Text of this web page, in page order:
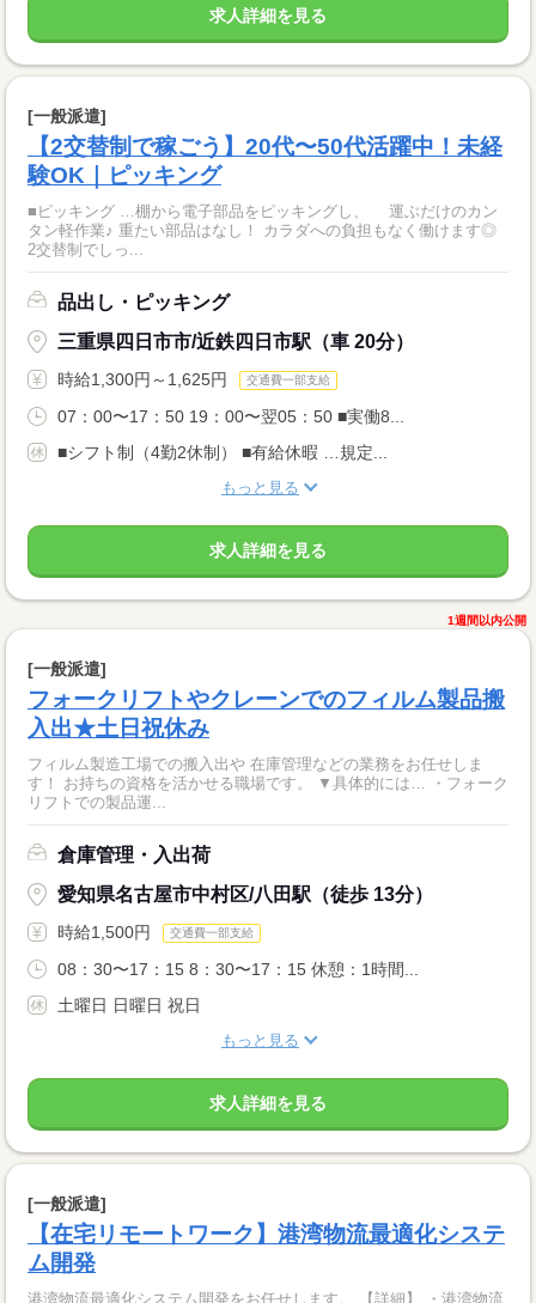
求人詳細を見る
[一般派遣]
【2交替制で稼ごう】20代〜50代活躍中！未経
験OK｜ピッキング
■ピッキング …棚から電子部品をピッキングし、 運ぶだけのカン
タン軽作業♪ 重たい部品はなし！ カラダへの負担もなく働けます◎
2交替制でしっ...
品出し・ピッキング
三重県四日市市/近鉄四日市駅（車 20分）
時給1,300円～1,625円 交通費一部支給
07：00〜17：50 19：00〜翌05：50 ■実働8...
■シフト制（4勤2休制） ■有給休暇 …規定...
もっと見る
求人詳細を見る
1週間以内公開
[一般派遣]
フォークリフトやクレーンでのフィルム製品搬
入出★土日祝休み
フィルム製造工場での搬入出や 在庫管理などの業務をお任せしま
す！ お持ちの資格を活かせる職場です。 ▼具体的には… ・フォーク
リフトでの製品運...
倉庫管理・入出荷
愛知県名古屋市中村区/八田駅（徒歩 13分）
時給1,500円 交通費一部支給
08：30〜17：15 8：30〜17：15 休憩：1時間...
土曜日 日曜日 祝日
もっと見る
求人詳細を見る
[一般派遣]
【在宅リモートワーク】港湾物流最適化システ
ム開発
港湾物流最適化システム開発をお任せします。 【詳細】 ・港湾物流